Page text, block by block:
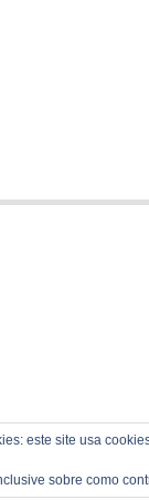
este site usa
sobre como